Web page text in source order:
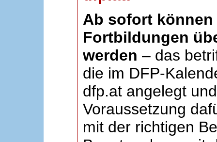
Ab sofort können
Fortbildungen
werden – das
die im DFP-
dfp.at angelegt
Voraussetzung
mit der richtigen